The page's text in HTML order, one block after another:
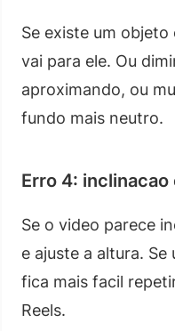
Se existe um
vai para ele. Ou
aproximando, ou
fundo mais neutro.
Erro 4:
Se o video parece
e ajuste a altura. Se
fica mais facil
Reels.